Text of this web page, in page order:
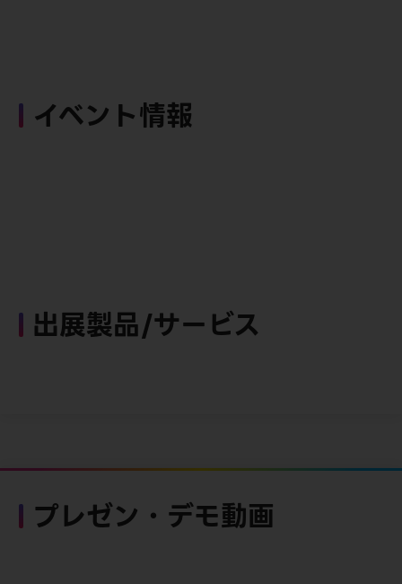
イベント情報
出展製品/サービス
プレゼン・デモ動画